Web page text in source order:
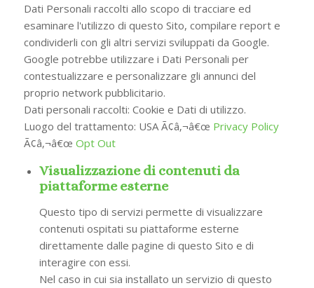
Dati Personali raccolti allo scopo di tracciare ed
esaminare l'utilizzo di questo Sito, compilare report e
condividerli con gli altri servizi sviluppati da Google.
Google potrebbe utilizzare i Dati Personali per
contestualizzare e personalizzare gli annunci del
proprio network pubblicitario.
Dati personali raccolti: Cookie e Dati di utilizzo.
Luogo del trattamento: USA Ã¢â‚¬â€œ Privacy Policy
Ã¢â‚¬â€œ Opt Out
Visualizzazione di contenuti da
piattaforme esterne
Questo tipo di servizi permette di visualizzare
contenuti ospitati su piattaforme esterne
direttamente dalle pagine di questo Sito e di
interagire con essi.
Nel caso in cui sia installato un servizio di questo